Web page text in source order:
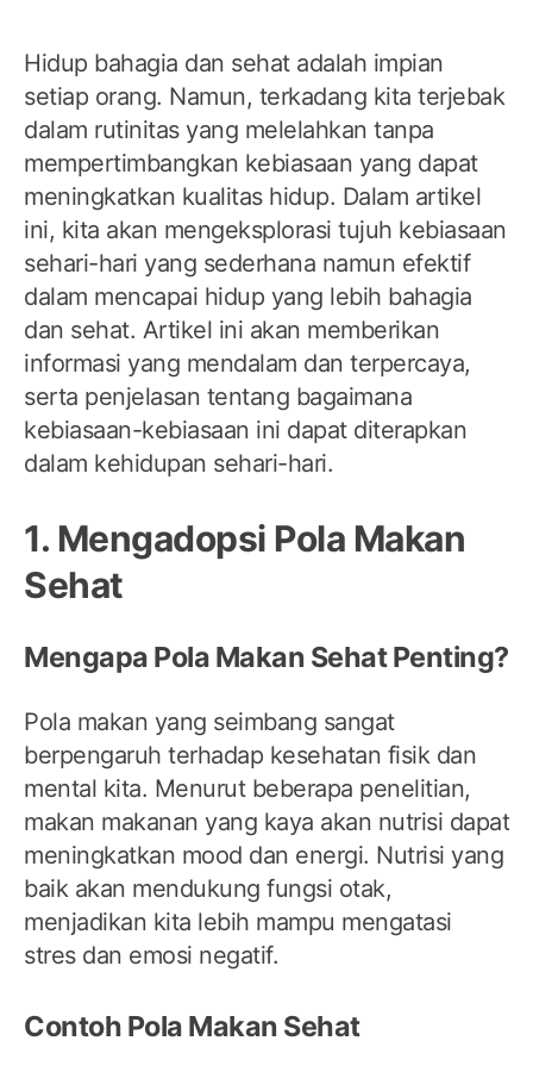
Hidup bahagia dan sehat adalah impian
setiap orang. Namun, terkadang kita terjebak
dalam rutinitas yang melelahkan tanpa
mempertimbangkan kebiasaan yang dapat
meningkatkan kualitas hidup. Dalam artikel
ini, kita akan mengeksplorasi tujuh kebiasaan
sehari-hari yang sederhana namun efektif
dalam mencapai hidup yang lebih bahagia
dan sehat. Artikel ini akan memberikan
informasi yang mendalam dan terpercaya,
serta penjelasan tentang bagaimana
kebiasaan-kebiasaan ini dapat diterapkan
dalam kehidupan sehari-hari.
1. Mengadopsi Pola Makan
Sehat
Mengapa Pola Makan Sehat Penting?
Pola makan yang seimbang sangat
berpengaruh terhadap kesehatan fisik dan
mental kita. Menurut beberapa penelitian,
makan makanan yang kaya akan nutrisi dapat
meningkatkan mood dan energi. Nutrisi yang
baik akan mendukung fungsi otak,
menjadikan kita lebih mampu mengatasi
stres dan emosi negatif.
Contoh Pola Makan Sehat